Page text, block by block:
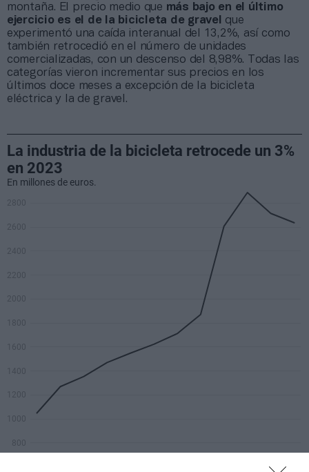
montaña. El precio medio que más bajo en el último
ejercicio es el de la bicicleta de gravel que
experimentó una caída interanual del 13,2%, así como
también retrocedió en el número de unidades
comercializadas, con un descenso del 8,98%. Todas las
categorías vieron incrementar sus precios en los
últimos doce meses a excepción de la bicicleta
eléctrica y la de gravel.